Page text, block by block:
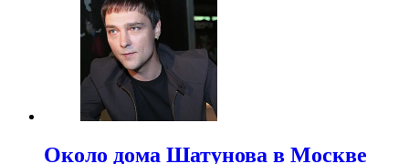
Около дома Шатунова в Москве